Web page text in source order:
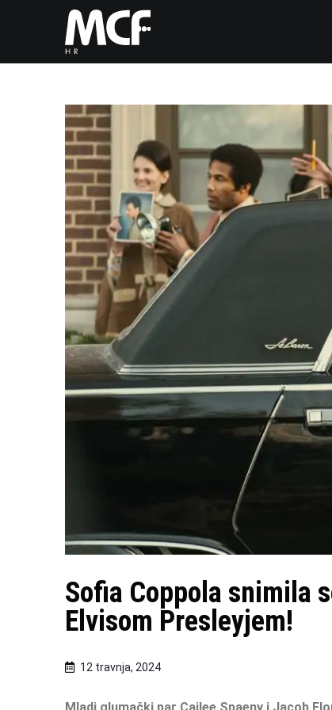
Sofia Coppola snimila
Elvisom Presleyjem!
12 travnja, 2024